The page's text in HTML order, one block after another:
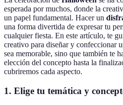
esperada por muchos, donde la
un papel fundamental. Hacer un
una forma divertida de expresar tu
cualquier fiesta. En este artículo, te
creativo para diseñar y confeccionar
sea memorable, sino que también te
elección del concepto hasta la
cubriremos cada aspecto.
1. Elige tu temática y